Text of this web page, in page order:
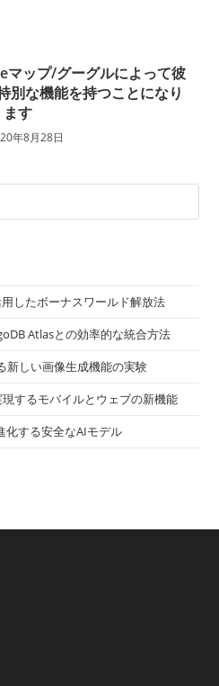
マップ/グーグルによって彼
別な機能を持つことになり
ます
年8月28日
したボーナスワールド解放法
Atlasとの効率的な統合方法
新しい画像生成機能の実験
するモバイルとウェブの新機能
化する安全なAIモデル